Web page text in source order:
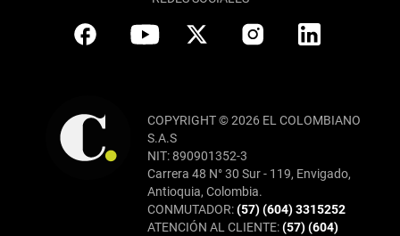
COPYRIGHT © 2026 EL COLOMBIANO
S.A.S
NIT: 890901352-3
Carrera 48 N° 30 Sur - 119, Envigado,
Antioquia, Colombia.
CONMUTADOR:(57) (604) 3315252
ATENCIÓN AL CLIENTE:(57) (604)